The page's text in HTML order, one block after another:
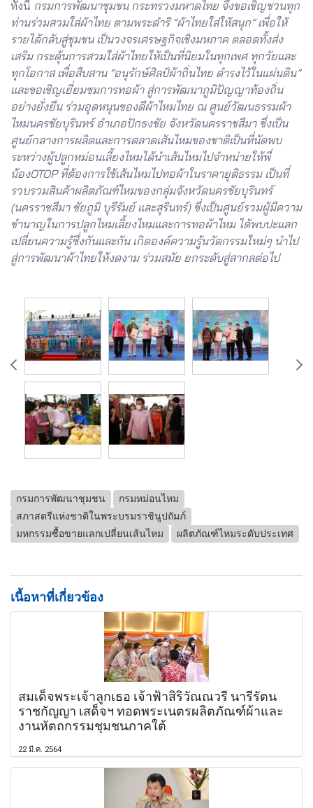
ทั้งนี้ กรมการพัฒนาชุมชน กระทรวงมหาดไทย จึงขอเชิญชวนทุก
ท่านร่วมสวมใส่ผ้าไทย ตามพระดำริ “ผ้าไทยใส่ให้สนุก” เพื่อให้
รายได้กลับสู่ชุมชน เป็นวงจรเศรษฐกิจเชิงมหภาค ตลอดทั้งส่ง
เสริม กระตุ้นการสวมใส่ผ้าไทยให้เป็นที่นิยมในทุกเพศ ทุกวัยและ
ทุกโอกาส เพื่อสืบสาน “อนุรักษ์ศิลป์ผ้าถิ่นไทย ดำรงไว้ในแผ่นดิน”
และขอเชิญเยี่ยมชมการทอผ้า สู่การพัฒนาภูมิปัญญาท้องถิ่น
อย่างยั่งยืน ร่วมอุดหนุนของดีผ้าไหมไทย ณ ศูนย์วัฒนธรรมผ้า
ไหมนครชัยบุรินทร์ อำเภอปักธงชัย จังหวัดนครราชสีมา ซึ่งเป็น
ศูนย์กลางการผลิตและการตลาดเส้นไหมของชาติเป็นที่นัดพบ
ระหว่างผู้ปลูกหม่อนเลี้ยงไหมได้นำเส้นไหมไปจำหน่ายให้พี่
น้องOTOP ที่ต้องการใช้เส้นไหมไปทอผ้าในราคายุติธรรม เป็นที่
รวบรวมสินค้าผลิตภัณฑ์ไหมของกลุ่มจังหวัดนครชัยบุรินทร์
(นครราชสีมา ชัยภูมิ บุรีรัมย์ และสุรินทร์) ซึ่งเป็นศูนย์รวมผู้มีความ
ชำนาญในการปลูกไหมเลี้ยงไหมและการทอผ้าไหม ได้พบปะแลก
เปลี่ยนความรู้ซึ่งกันและกัน เกิดองค์ความรู้นวัตกรรมใหม่ๆ นำไป
สู่การพัฒนาผ้าไทยให้งดงาม ร่วมสมัย ยกระดับสู่สากลต่อไป
กรมการพัฒนาชุมชน
กรมหม่อนไหม
สภาสตรีแห่งชาติในพระบรมราชินูปถัมภ์
มหกรรมซื้อขายแลกเปลี่ยนเส้นไหม
ผลิตภัณฑ์ไหมระดับประเทศ
เนื้อหาที่เกี่ยวข้อง
สมเด็จพระเจ้าลูกเธอ เจ้าฟ้าสิริวัณณวรี นารีรัตน
ราชกัญญา เสด็จฯ ทอดพระเนตรผลิตภัณฑ์ผ้าและ
งานหัตถกรรมชุมชนภาคใต้
22 มี.ค. 2564